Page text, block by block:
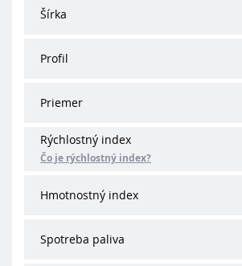
Šírka
Profil
Priemer
Rýchlostný index
Čo je rýchlostný index?
Hmotnostný index
Spotreba paliva